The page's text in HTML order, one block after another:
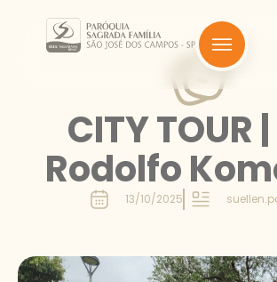
CITY TOUR
Rodolfo
13/10/2025